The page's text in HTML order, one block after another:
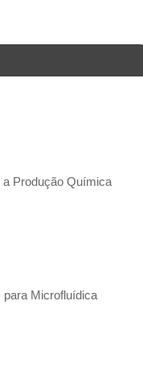
Produção Química
para Microfluídica